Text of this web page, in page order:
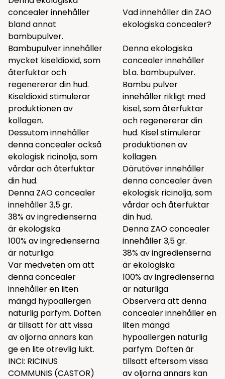
concealer innehåller
bland annat
bambupulver.
Bambupulver innehåller
mycket kiseldioxid, som
återfuktar och
regenererar din hud.
Kiseldioxid stimulerar
produktionen av
kollagen.
Dessutom innehåller
denna concealer också
ekologisk ricinolja, som
vårdar och återfuktar
din hud.
Denna ZAO concealer
innehåller 3,5 gr.
38% av ingredienserna
är ekologiska
100% av ingredienserna
är naturliga
Var medveten om att
denna concealer
innehåller en liten
mängd hypoallergen
naturlig parfym. Doften
är tillsatt för att vissa
av oljorna annars kan
ge en lite otrevlig lukt.
INCI: RICINUS
COMMUNIS (CASTOR)
Vad innehåller din ZAO
ekologiska concealer?
Denna ekologiska
concealer innehåller
bl.a. bambupulver.
Bambu pulver
innehåller rikligt med
kisel, som återfuktar
och regenererar din
hud. Kisel stimulerar
produktionen av
kollagen.
Därutöver innehåller
denna concealer även
ekologisk ricinolja, som
vårdar och återfuktar
din hud.
Denna ZAO concealer
innehåller 3,5 gr.
38% av ingredienserna
är ekologiska
100% av ingredienserna
är naturliga
Observera att denna
concealer innehåller en
liten mängd
hypoallergen naturlig
parfym. Doften är
tillsatt eftersom vissa
av oljorna annars kan